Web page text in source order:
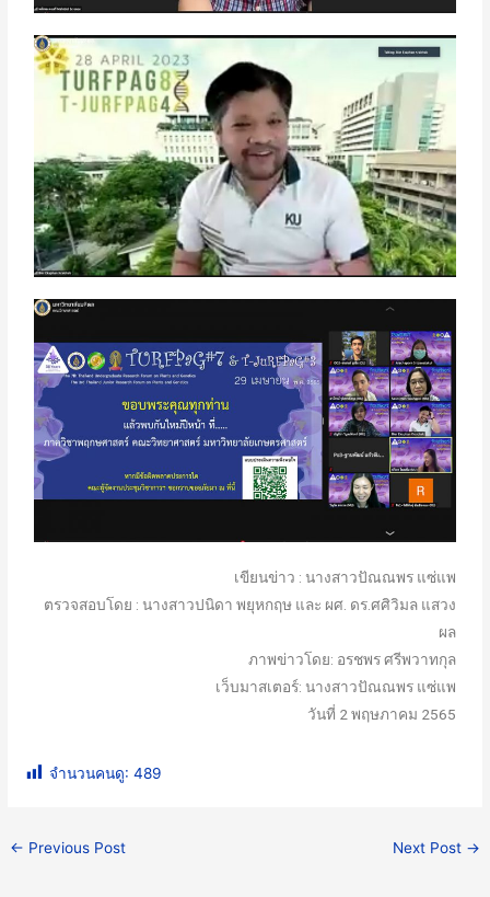
เขียนข่าว : นางสาวปัณณพร แซ่แพ
ตรวจสอบโดย : นางสาวปนิดา พยุหกฤษ และ ผศ. ดร.ศศิวิมล แสวง
ผล
ภาพข่าวโดย: อรชพร ศรีพวาทกุล
เว็บมาสเตอร์: นางสาวปัณณพร แซ่แพ
วันที่ 2 พฤษภาคม 2565
จำนวนคนดู: 489
← Previous Post Next Post →